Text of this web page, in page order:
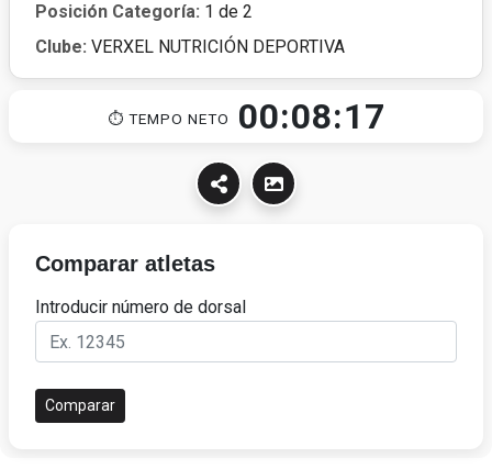
Posición Categoría: 1 de 2
Clube: VERXEL NUTRICIÓN DEPORTIVA
⏱ TEMPO NETO 00:08:17
Comparar atletas
Introducir número de dorsal
Comparar